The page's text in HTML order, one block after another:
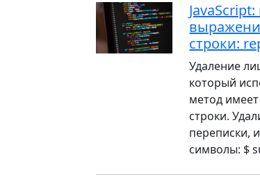
строки:
Удаление
который
метод
строки.
переписки,
символы: $